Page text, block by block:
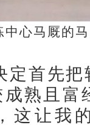
心马厩的
定首先
熟且富
这让我